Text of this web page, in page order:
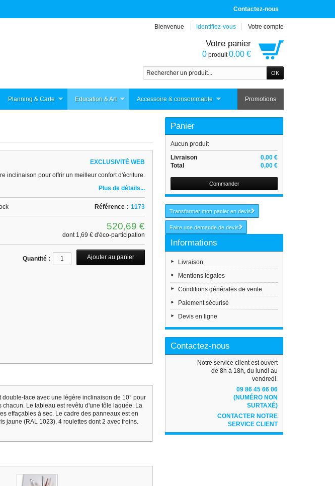
Contactez-nous
Bienvenue Identifiez-vous Votre compte
Votre panier
0 produit0.00 €
Promotions
Planning & Carte Education & Art Accessoire & consommable
EXCLUSIVITÉ WEB
inclinaison pour offrir un meilleur confort d'écriture.
Plus de détails...
Référence : 1173
520,69 €
dont 1,69 € d'éco-participation
Quantité :
face avec une légère inclinaison de 10° pour
Le tableau est revêtu d'une tôle laquée. La
effaçables à sec. Le cadre des panneaux est en
jaune (RAL 1023). 4 roulettes dont 2 avec freins.
Panier
Aucun produit
0,00 €
Livraison
0,00 €
Total
Commander
Transformer mon panier en devis
Faire une demande de devis
Informations
Livraison
Mentions légales
Conditions générales de vente
Paiement sécurisé
Devis en ligne
Contactez-nous
Notre service client est ouvert
de 8h à 18h, du lundi au
vendredi.
09 86 45 66 06
(NUMÉRO NON
SURTAXÉ)
CONTACTER NOTRE
SERVICE CLIENT